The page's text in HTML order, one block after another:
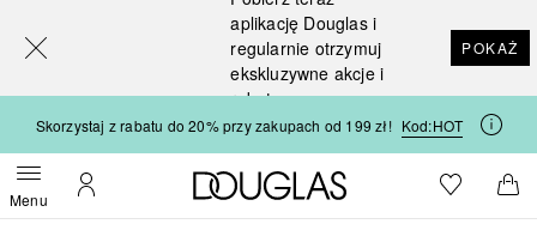
aplikację Douglas i
regularnie otrzymuj
ekskluzywne akcje i
rabaty
POKAŻ
Skorzystaj z rabatu do 20% przy zakupach od 199 zł! Kod:HOT
MenuOtwórz menuMoje konto
Strona główna Douglas
Do listyDo
Wracać
Wykonaj wyszukiwanie
[navigation.slideout.screenreader]